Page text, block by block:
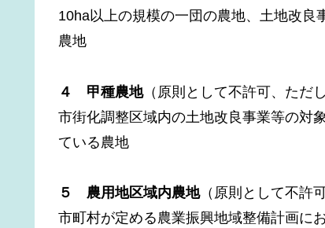
10ha以上の規模の一団の農地、土地改良
農地
４ 甲種農地（原則として不許可、ただ
市街化調整区域内の土地改良事業等の対
ている農地
５ 農用地区域内農地（原則として不許可
市町村が定める農業振興地域整備計画に